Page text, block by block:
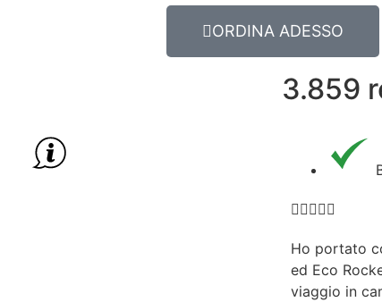
ORDINA ADESSO
3.859

Ho portato
ed Eco
viaggio in